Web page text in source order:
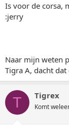
Is voor de corsa,
:jerry
Naar mijn weten
Tigra A, dacht
T Tigrex
Komt